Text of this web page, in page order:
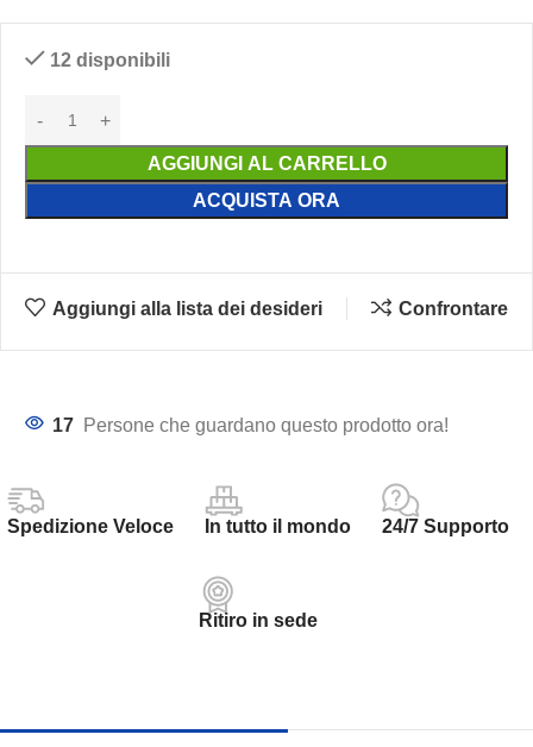
12 disponibili
AGGIUNGI AL CARRELLO
ACQUISTA ORA
Aggiungi alla lista dei desideri Confrontare
17 Persone che guardano questo prodotto ora!
Spedizione Veloce In tutto il mondo 24/7 Supporto
Ritiro in sede